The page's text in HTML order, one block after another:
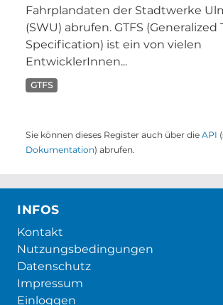
Fahrplandaten der Stadtwerke
(SWU) abrufen. GTFS (Generalized
Specification) ist ein von vielen
EntwicklerInnen...
GTFS
Sie können dieses Register auch über die API
Dokumentation) abrufen.
INFOS
Kontakt
Nutzungsbedingungen
Datenschutz
Impressum
Einloggen